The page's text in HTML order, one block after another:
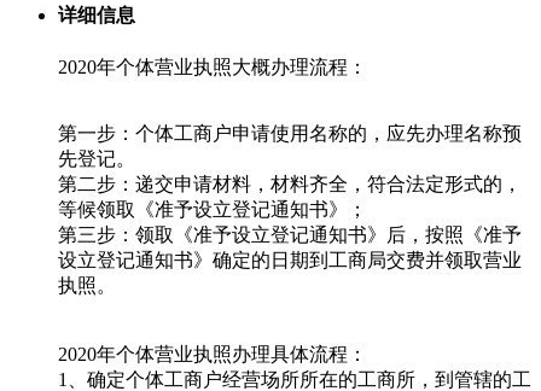
详细信息
2020年个体营业执照大概办理流程：
第一步：个体工商户申请使用名称的，应先办理名称预
先登记。
第二步：递交申请材料，材料齐全，符合法定形式的，
等候领取《准予设立登记通知书》；
第三步：领取《准予设立登记通知书》后，按照《准予
设立登记通知书》确定的日期到工商局交费并领取营业
执照。
2020年个体营业执照办理具体流程：
1、确定个体工商户经营场所所在的工商所，到管辖的工